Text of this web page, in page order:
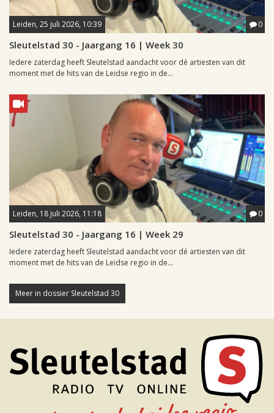
Leiden, 25 juli 2026, 10:39 0
Sleutelstad 30 - Jaargang 16 | Week 30
Iedere zaterdag heeft Sleutelstad aandacht voor dé artiesten van dit
moment met de hits van de Leidse regio in de...
Leiden, 18 juli 2026, 11:18 0
Sleutelstad 30 - Jaargang 16 | Week 29
Iedere zaterdag heeft Sleutelstad aandacht voor dé artiesten van dit
moment met de hits van de Leidse regio in de...
Meer in dossier Sleutelstad 30